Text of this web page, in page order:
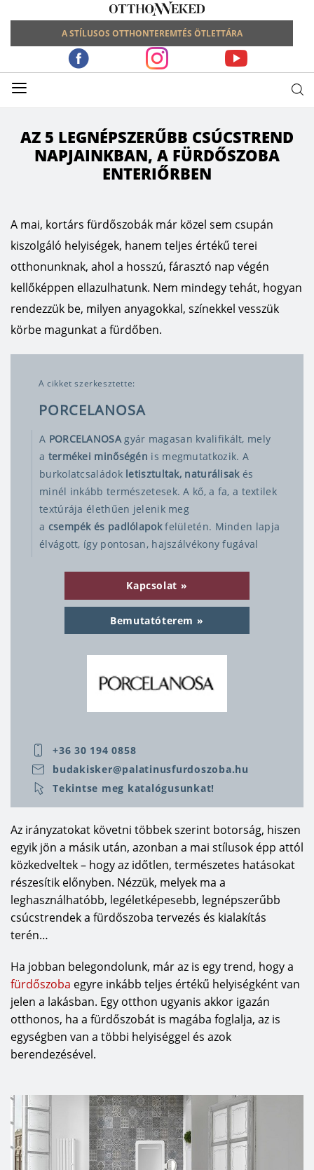
A STÍLUSOS OTTHONTEREMTÉS ÖTLETTÁRA
≡
AZ 5 LEGNÉPSZERŰBB CSÚCSTREND
NAPJAINKBAN, A FÜRDŐSZOBA
ENTERIŐRBEN
A mai, kortárs fürdőszobák már közel sem csupán
kiszolgáló helyiségek, hanem teljes értékű terei
otthonunknak, ahol a hosszú, fárasztó nap végén
kellőképpen ellazulhatunk. Nem mindegy tehát, hogyan
rendezzük be, milyen anyagokkal, színekkel vesszük
körbe magunkat a fürdőben.
A cikket szerkesztette:
PORCELANOSA
​A PORCELANOSAgyár magasan kvalifikált, mely
a termékei minőségén is megmutatkozik. A
burkolatcsaládok letisztultak, naturálisakés
minél inkább természetesek. A kő, a fa, a textilek
textúrája élethűen jelenik meg
a csempék és padlólapokfelületén. Minden lapja
élvágott, így pontosan, hajszálvékony fugával
egyes családoknál úgy alakítják ki, hogy a fuga
egyáltalán nem látszik a lapok között, mert elrejti
a mintázat. A Porcelanosa nem csak burkolatokat
gyárt, hanem szanitereket és csaptelepeket is. Ha
hosszú távra szóló.
Kapcsolat
Bemutatóterem
+36 30 194 0858
budakisker@palatinusfurdoszoba.hu
Tekintse meg katalógusunkat!
Az irányzatokat követni többek szerint botorság, hiszen
egyik jön a másik után, azonban a mai stílusok épp attól
közkedveltek – hogy az időtlen, természetes hatásokat
részesítik előnyben. Nézzük, melyek ma a
leghasználhatóbb, legéletképesebb, legnépszerűbb
csúcstrendek a fürdőszoba tervezés és kialakítás
terén…
Ha jobban belegondolunk, már az is egy trend, hogy a
fürdőszoba egyre inkább teljes értékű helyiségként van
jelen a lakásban. Egy otthon ugyanis akkor igazán
otthonos, ha a fürdőszobát is magába foglalja, az is
egységben van a többi helyiséggel és azok
berendezésével.